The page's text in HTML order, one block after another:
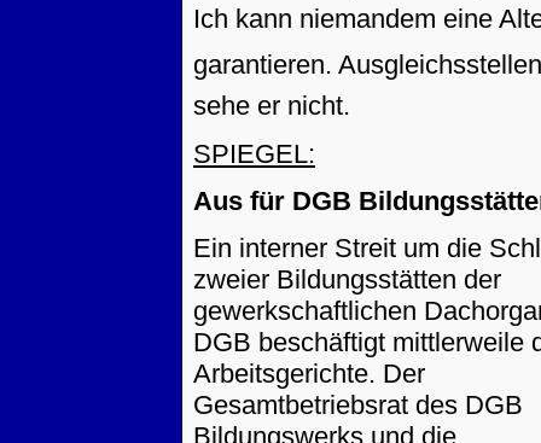
Ich kann niemandem eine
garantieren.
sehe er nicht.
SPIEGEL:
Aus für DGB
Ein interner Streit um die
zweier Bildungsstätten der
gewerkschaftlichen
DGB beschäftigt mittlerweile
Arbeitsgerichte. Der
Gesamtbetriebsrat des DGB
Bildungswerks und die